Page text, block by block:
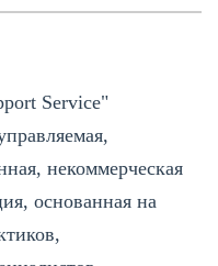
Service"
некоммерческая
основанная на